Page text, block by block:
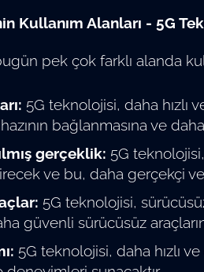
Kullanım Alanları - 5G
pek çok farklı alanda
5G teknolojisi, daha hızlı
bağlanmasına ve
gerçeklik: 5G
ve bu, daha gerçekçi
5G teknolojisi,
güvenli sürücüsüz
5G teknolojisi, daha hızlı